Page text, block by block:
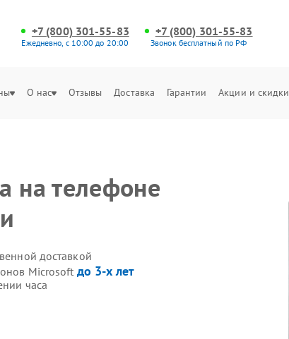
+7 (800) 301-55-83
Ежедневно, с 10:00 до 20:00
+7 (800) 301-55-83
Звонок бесплатный по РФ
О нас Отзывы Доставка Гарантии Акции и скидки
на телефоне
доставкой
Microsoft до 3-х лет
часа